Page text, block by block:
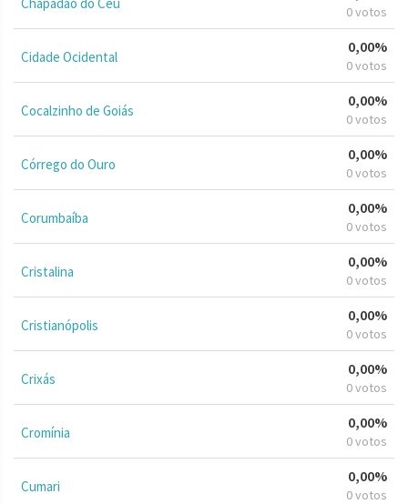
0 votos
Cidade Ocidental
0,00%
0 votos
Cocalzinho de Goiás
0,00%
0 votos
Córrego do Ouro
0,00%
0 votos
Corumbaíba
0,00%
0 votos
Cristalina
0,00%
0 votos
Cristianópolis
0,00%
0 votos
Crixás
0,00%
0 votos
Cromínia
0,00%
0 votos
Cumari
0,00%
0 votos